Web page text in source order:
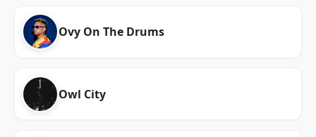
Ovy On The Drums
Owl City